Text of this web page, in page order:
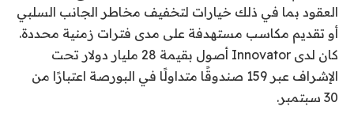
العقود بما في ذلك خيارات لتخفيف مخاطر الجانب السلبي
أو تقديم مكاسب مستهدفة على مدى فترات زمنية محددة.
كان لدى Innovator أصول بقيمة 28 مليار دولار تحت
الإشراف عبر 159 صندوقًا متداولًا في البورصة اعتبارًا من
30 سبتمبر.